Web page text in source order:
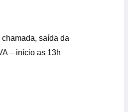
saída da
– início as 13h